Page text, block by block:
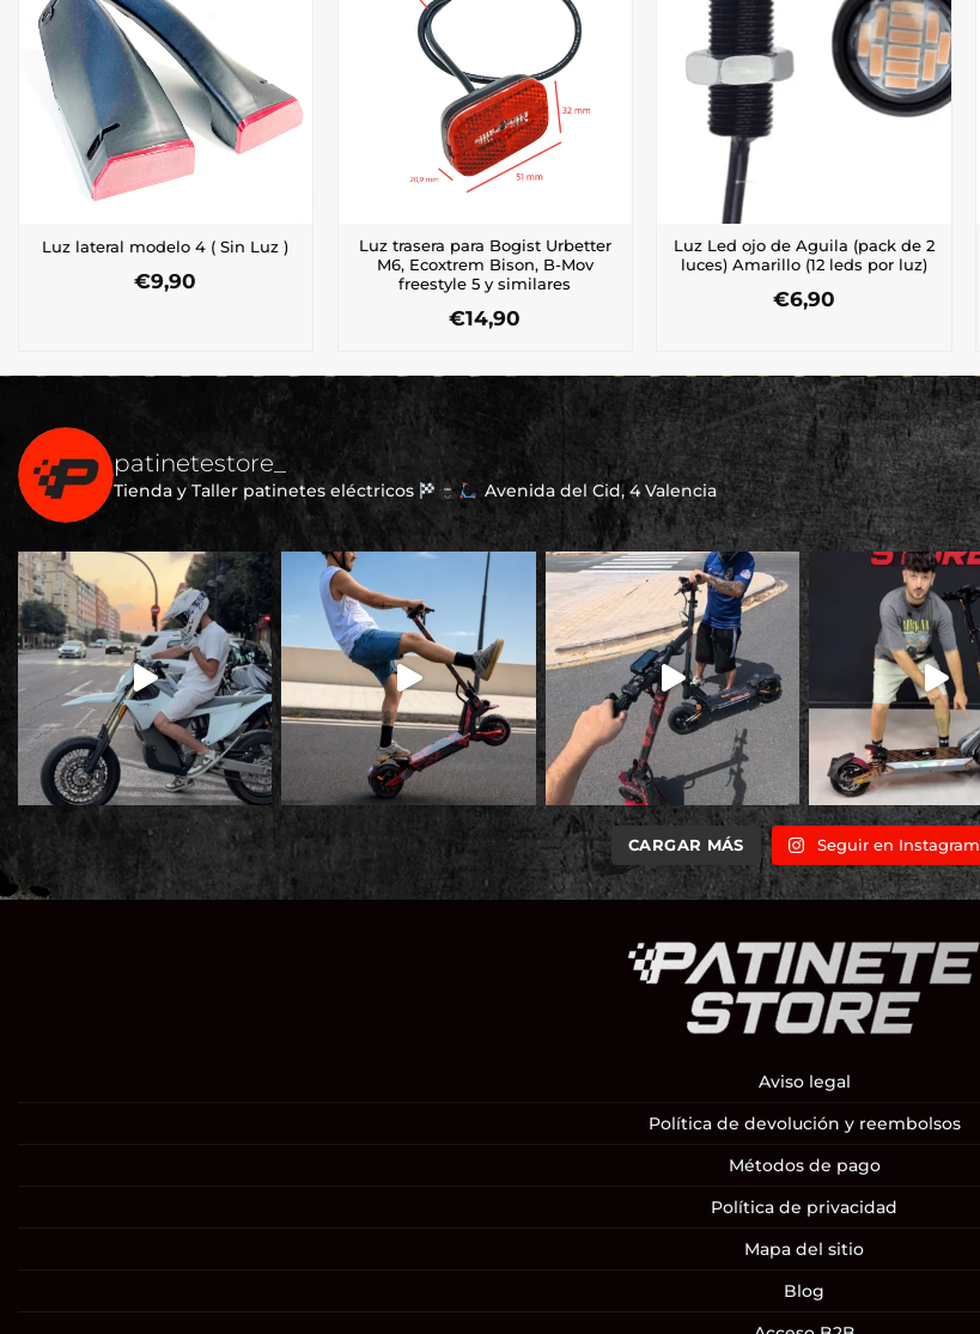
Luz lateral modelo 4 ( Sin Luz )
€9,90
Luz trasera para Bogist Urbetter
M6, Ecoxtrem Bison, B-Mov
freestyle 5 y similares
€14,90
Luz Led ojo de Aguila (pack de 2
luces) Amarillo (12 leds por luz)
€6,90
patinetestore_
Tienda y Taller patinetes eléctricos Avenida del Cid, 4 Valencia
CARGAR MÁS Seguir en Instagram
Aviso legal
Política de devolución y reembolsos
Métodos de pago
Política de privacidad
Mapa del sitio
Blog